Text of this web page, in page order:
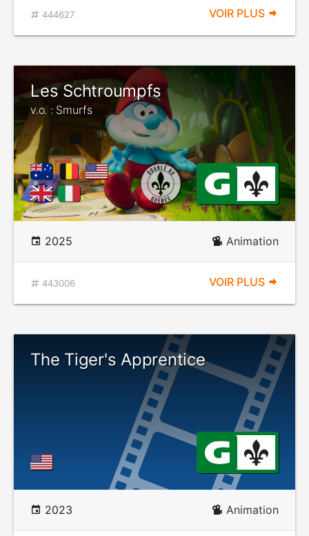
444627 VOIR PLUS
Les Schtroumpfs
v.o. : Smurfs
2025 Animation
443006 VOIR PLUS
The Tiger's Apprentice
2023 Animation